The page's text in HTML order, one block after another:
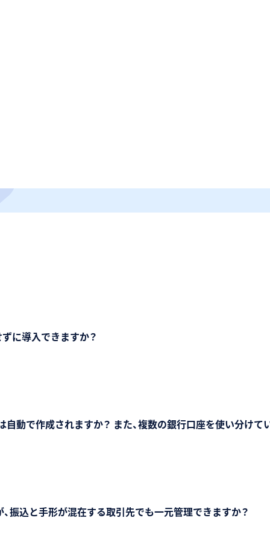
に導入できますか？
自動で作成されますか？ また、複数の銀行口座を使い分け
、振込と手形が混在する取引先でも一元管理できますか？